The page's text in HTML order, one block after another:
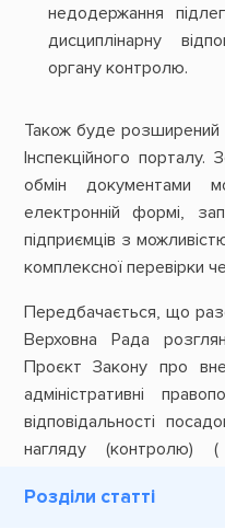
Розділи статті
недодержання
дисциплінарну
органу контролю.
Також буде розширений
Інспекційного
обмін документами
електронній формі,
підприємців з
комплексної перевірки
Передбачається, що
Верховна Рада
Проєкт Закону про
адміністративні
відповідальності
нагляду (контролю) (
осіб органів